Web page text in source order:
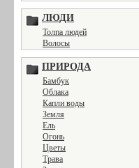
ЛЮДИ
Толпа людей
Волосы
ПРИРОДА
Бамбук
Облака
Капли воды
Земля
Ель
Огонь
Цветы
Трава